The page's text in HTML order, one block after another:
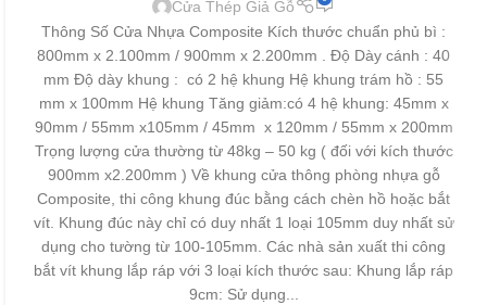
Cửa Thép Giả Gỗ
Thông Số Cửa Nhựa Composite Kích thước chuẩn phủ bì :
800mm x 2.100mm / 900mm x 2.200mm . Độ Dày cánh : 40
mm Độ dày khung : có 2 hệ khung Hệ khung trám hồ : 55
mm x 100mm Hệ khung Tăng giảm:có 4 hệ khung: 45mm x
90mm / 55mm x105mm / 45mm x 120mm / 55mm x 200mm
Trọng lượng cửa thường từ 48kg – 50 kg ( đối với kích thước
900mm x2.200mm ) Về khung cửa thông phòng nhựa gỗ
Composite, thi công khung đúc bằng cách chèn hồ hoặc bắt
vít. Khung đúc này chỉ có duy nhất 1 loại 105mm duy nhất sử
dụng cho tường từ 100-105mm. Các nhà sản xuất thi công
bắt vít khung lắp ráp với 3 loại kích thước sau: Khung lắp ráp
9cm: Sử dụng...